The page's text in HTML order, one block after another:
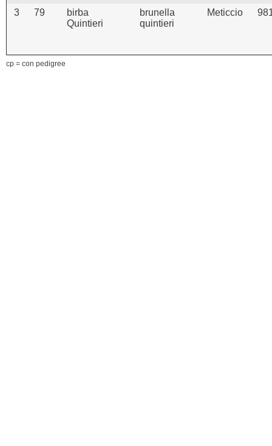
3 79
birba
Quintieri
brunella
quintieri
Meticcio
cp = con pedigree